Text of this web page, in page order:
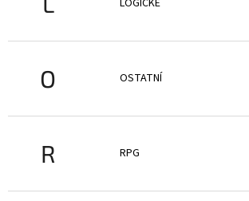
O OSTATNÍ
R RPG